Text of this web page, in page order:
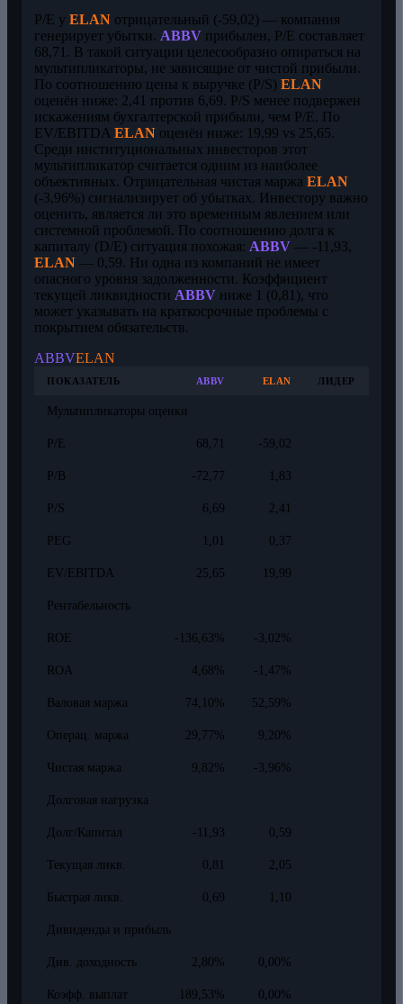
P/E у ELAN отрицательный (-59,02) — компания
генерирует убытки. ABBV прибылен, P/E составляет
68,71. В такой ситуации целесообразно опираться на
мультипликаторы, не зависящие от чистой прибыли.
По соотношению цены к выручке (P/S) ELAN
оценён ниже: 2,41 против 6,69. P/S менее подвержен
искажениям бухгалтерской прибыли, чем P/E. По
EV/EBITDA ELAN оценён ниже: 19,99 vs 25,65.
Среди институциональных инвесторов этот
мультипликатор считается одним из наиболее
объективных. Отрицательная чистая маржа ELAN
(-3,96%) сигнализирует об убытках. Инвестору важно
оценить, является ли это временным явлением или
системной проблемой. По соотношению долга к
капиталу (D/E) ситуация похожая: ABBV — -11,93,
ELAN — 0,59. Ни одна из компаний не имеет
опасного уровня задолженности. Коэффициент
текущей ликвидности ABBV ниже 1 (0,81), что
может указывать на краткосрочные проблемы с
покрытием обязательств.
ABBVELAN
ПОКАЗАТЕЛЬ ABBV ELAN ЛИДЕР
Мультипликаторы оценки
P/E 68,71 -59,02
P/B -72,77 1,83
P/S 6,69 2,41
PEG 1,01 0,37
EV/EBITDA 25,65 19,99
Рентабельность
ROE -136,63% -3,02%
ROA 4,68% -1,47%
Валовая маржа 74,10% 52,59%
Операц. маржа 29,77% 9,20%
Чистая маржа 9,82% -3,96%
Долговая нагрузка
Долг/Капитал -11,93 0,59
Текущая ликв. 0,81 2,05
Быстрая ликв. 0,69 1,10
Дивиденды и прибыль
Див. доходность 2,80% 0,00%
Коэфф. выплат 189,53% 0,00%